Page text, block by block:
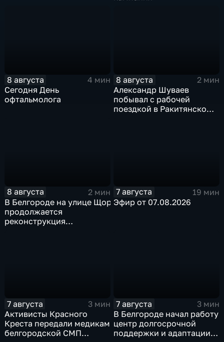
8 августа
4 мин
Сегодня День
офтальмолога
8 августа
2 мин
Александр Шуваев
побывал с рабочей
поездкой в Ракитянском
8 августа
2 мин
В Белгороде на улице Щорса
продолжается
реконструкция
7 августа
19 мин
Эфир от 07.08.2026
7 августа
3 мин
Активисты Красного
Креста передали медикам
белгородской СМП
7 августа
3 мин
В Белгороде начал работу
центр долгосрочной
поддержки и адаптации